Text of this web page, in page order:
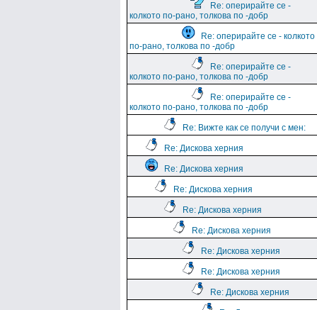
Re: оперирайте се -
колкото по-рано, толкова по -добр
Re: оперирайте се - колкото
по-рано, толкова по -добр
Re: оперирайте се -
колкото по-рано, толкова по -добр
Re: оперирайте се -
колкото по-рано, толкова по -добр
Re: Вижте как се получи с мен:
Re: Дискова херния
Re: Дискова херния
Re: Дискова херния
Re: Дискова херния
Re: Дискова херния
Re: Дискова херния
Re: Дискова херния
Re: Дискова херния